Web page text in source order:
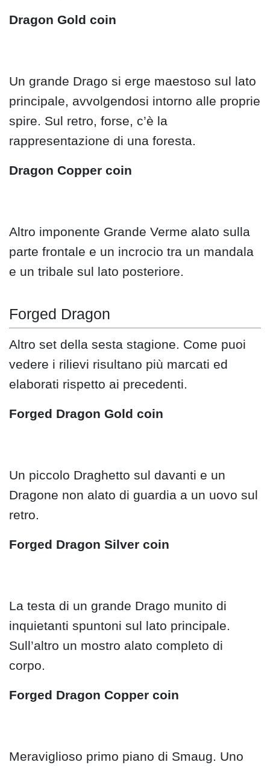
Dragon Gold coin
Un grande Drago si erge maestoso sul lato
principale, avvolgendosi intorno alle proprie
spire. Sul retro, forse, c’è la
rappresentazione di una foresta.
Dragon Copper coin
Altro imponente Grande Verme alato sulla
parte frontale e un incrocio tra un mandala
e un tribale sul lato posteriore.
Forged Dragon
Altro set della sesta stagione. Come puoi
vedere i rilievi risultano più marcati ed
elaborati rispetto ai precedenti.
Forged Dragon Gold coin
Un piccolo Draghetto sul davanti e un
Dragone non alato di guardia a un uovo sul
retro.
Forged Dragon Silver coin
La testa di un grande Drago munito di
inquietanti spuntoni sul lato principale.
Sull’altro un mostro alato completo di
corpo.
Forged Dragon Copper coin
Meraviglioso primo piano di Smaug. Uno